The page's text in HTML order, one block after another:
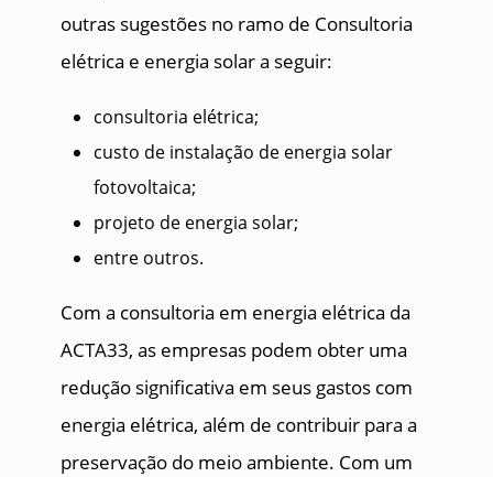
outras sugestões no ramo de Consultoria
elétrica e energia solar a seguir:
consultoria elétrica;
custo de instalação de energia solar
fotovoltaica;
projeto de energia solar;
entre outros.
Com a consultoria em energia elétrica da
ACTA33, as empresas podem obter uma
redução significativa em seus gastos com
energia elétrica, além de contribuir para a
preservação do meio ambiente. Com um